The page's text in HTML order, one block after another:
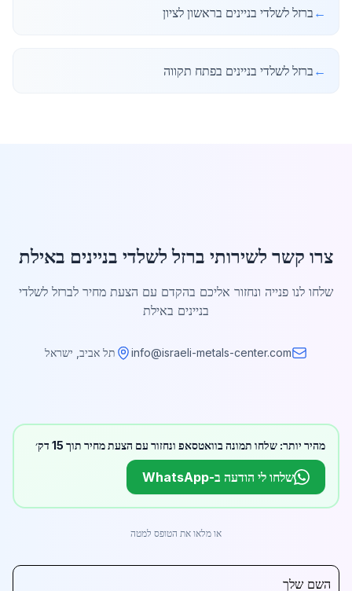
← ברזל לשלדי בניינים בראשון לציון
← ברזל לשלדי בניינים בפתח תקווה
צרו קשר לשירותי ברזל לשלדי בניינים באילת
שלחו לנו פנייה ונחזור אליכם בהקדם עם הצעת מחיר לברזל לשלדי
בניינים באילת
info@israeli-metals-center.com תל אביב, ישראל
מהיר יותר: שלחו תמונה בוואטסאפ ונחזור עם הצעת מחיר תוך 15 דק׳
שלחו לי הודעה ב-WhatsApp
או מלאו את הטופס למטה